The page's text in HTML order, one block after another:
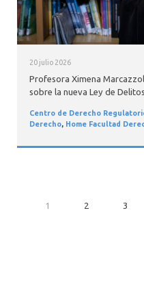
20 julio 2026
Profesora Ximena
sobre la nueva Ley de
Centro de Derecho
Derecho, Home Facultad
1 2 3